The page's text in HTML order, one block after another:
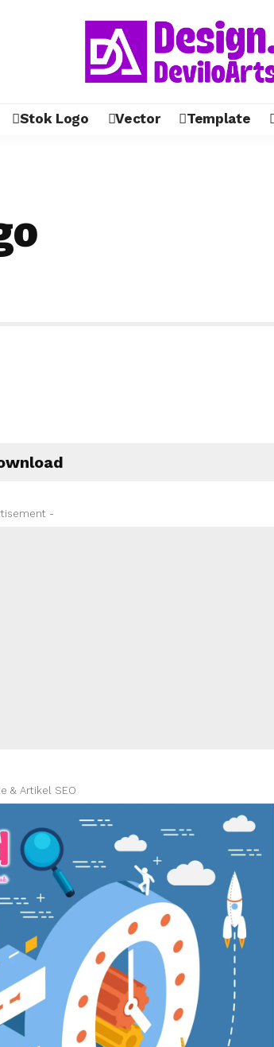
Stok Logo Vector Template
-
& Artikel SEO